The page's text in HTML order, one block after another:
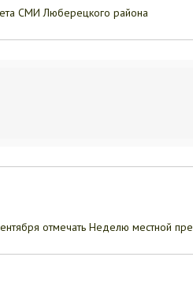
СМИ Люберецкого района
отмечать Неделю местной